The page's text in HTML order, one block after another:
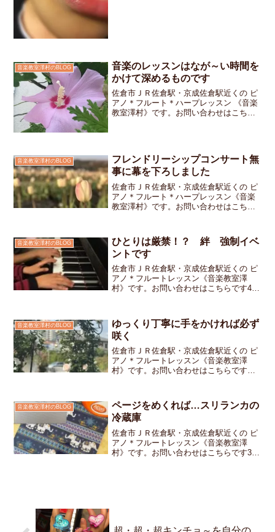
音楽教室澤村のBLOG
音楽のレッスンはなが～い時間を
かけて深めるものです
佐倉市ＪＲ佐倉駅・京成佐倉駅近くの ピ
アノ＊フルート＊ハープレッスン 《音楽
教室澤村》です。お問い合わせはこちら
音楽教室澤村のBLOG
フレンドリーシップコンサート無
事に幕を下ろしました
佐倉市ＪＲ佐倉駅・京成佐倉駅近くの ピ
アノ＊フルート＊ハープレッスン《音楽
教室澤村》です。お問い合わせはこちら
事に幕を下ろすことができましたご参加
して下さった皆様ありが...
音楽教室澤村のBLOG
ひとりは厳禁！？ 絆 強制イベ
ントです
佐倉市ＪＲ佐倉駅・京成佐倉駅近くの ピ
アノ＊フルートレッスン《音楽教室澤
村》です。お問い合わせはこちらです4月
ドリーシップコンサート》一緒に音を重
ねつながりを感じる時間...
音楽教室澤村のBLOG
ゆっくり丁寧に手をかければ必ず
咲く
佐倉市ＪＲ佐倉駅・京成佐倉駅近くの ピ
アノ＊フルートレッスン《音楽教室澤
村》です。お問い合わせはこちらですお
徒さんたちも、「きれいだね～」と嬉し
そうに見てくれますバラっ...
音楽教室澤村のBLOG
ページをめくれば…スリランカの
冷蔵庫
佐倉市ＪＲ佐倉駅・京成佐倉駅近くの ピ
アノ＊フルートレッスン《音楽教室澤
村》です。お問い合わせはこちらです3ヶ